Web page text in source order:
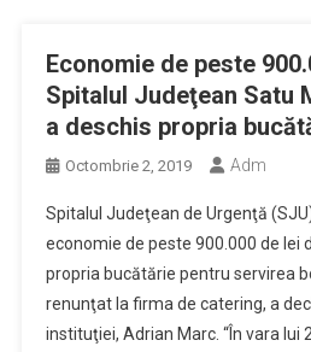
Economie de peste
Spitalul Judeţean Satu
a deschis propria
Octombrie 2, 2019 Adm
Spitalul Judeţean de Urgenţă
economie de peste 900.000 de lei
propria bucătărie pentru servirea
renunţat la firma de catering, a
instituţiei, Adrian Marc. “În vara lui